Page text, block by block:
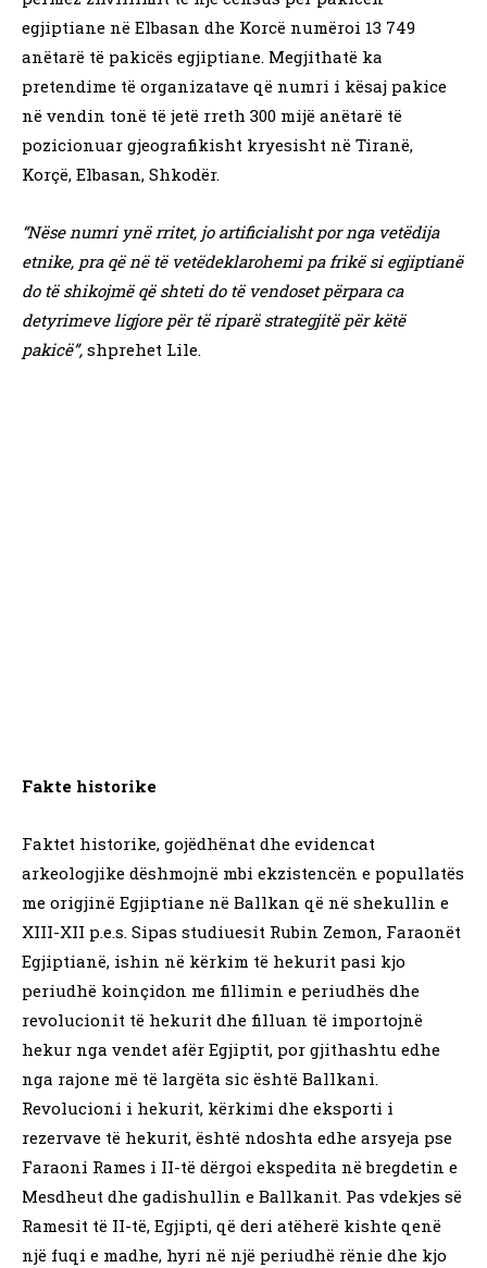
egjiptiane në Elbasan dhe Korcë numëroi 13 749
anëtarë të pakicës egjiptiane. Megjithatë ka
pretendime të organizatave që numri i kësaj pakice
në vendin tonë të jetë rreth 300 mijë anëtarë të
pozicionuar gjeografikisht kryesisht në Tiranë,
Korçë, Elbasan, Shkodër.
“Nëse numri ynë rritet, jo artificialisht por nga vetëdija
etnike, pra që në të vetëdeklarohemi pa frikë si egjiptianë
do të shikojmë që shteti do të vendoset përpara ca
detyrimeve ligjore për të riparë strategjitë për këtë
pakicë”, shprehet Lile.
Fakte historike
Faktet historike, gojëdhënat dhe evidencat
arkeologjike dëshmojnë mbi ekzistencën e popullatës
me origjinë Egjiptiane në Ballkan që në shekullin e
XIII-XII p.e.s. Sipas studiuesit Rubin Zemon, Faraonët
Egjiptianë, ishin në kërkim të hekurit pasi kjo
periudhë koinçidon me fillimin e periudhës dhe
revolucionit të hekurit dhe filluan të importojnë
hekur nga vendet afër Egjiptit, por gjithashtu edhe
nga rajone më të largëta sic është Ballkani.
Revolucioni i hekurit, kërkimi dhe eksporti i
rezervave të hekurit, është ndoshta edhe arsyeja pse
Faraoni Rames i II-të dërgoi ekspedita në bregdetin e
Mesdheut dhe gadishullin e Ballkanit. Pas vdekjes së
Ramesit të II-të, Egjipti, që deri atëherë kishte qenë
një fuqi e madhe, hyri në një periudhë rënie dhe kjo